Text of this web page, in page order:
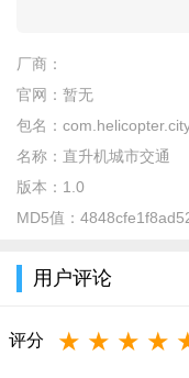
直升机城市交通游戏
2、在城市上空尽情
送到目的地，赚取酬劳;
全的送达，小心的驾驶;
4、使用赚取的酬劳
厂商：
官网： 暂无
包名：
名称： 直升机城市交通
版本： 1.0
MD5值：
用户评论
评分 ★ ★ ★ ★